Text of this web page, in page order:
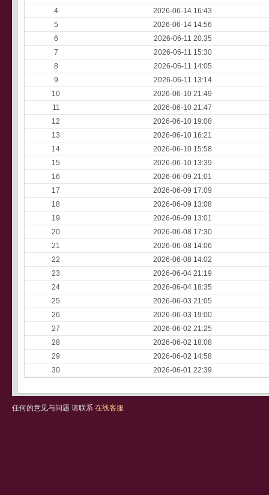
4
2026-06-14 16:43
5
2026-06-14 14:56
6
2026-06-11 20:35
7
2026-06-11 15:30
8
2026-06-11 14:05
9
2026-06-11 13:14
10
2026-06-10 21:49
11
2026-06-10 21:47
12
2026-06-10 19:08
13
2026-06-10 16:21
14
2026-06-10 15:58
15
2026-06-10 13:39
16
2026-06-09 21:01
17
2026-06-09 17:09
18
2026-06-09 13:08
19
2026-06-09 13:01
20
2026-06-08 17:30
21
2026-06-08 14:06
22
2026-06-08 14:02
23
2026-06-04 21:19
24
2026-06-04 18:35
25
2026-06-03 21:05
26
2026-06-03 19:00
27
2026-06-02 21:25
28
2026-06-02 18:08
29
2026-06-02 14:58
30
2026-06-01 22:39
任何的意见与问题 请联系 在线客服